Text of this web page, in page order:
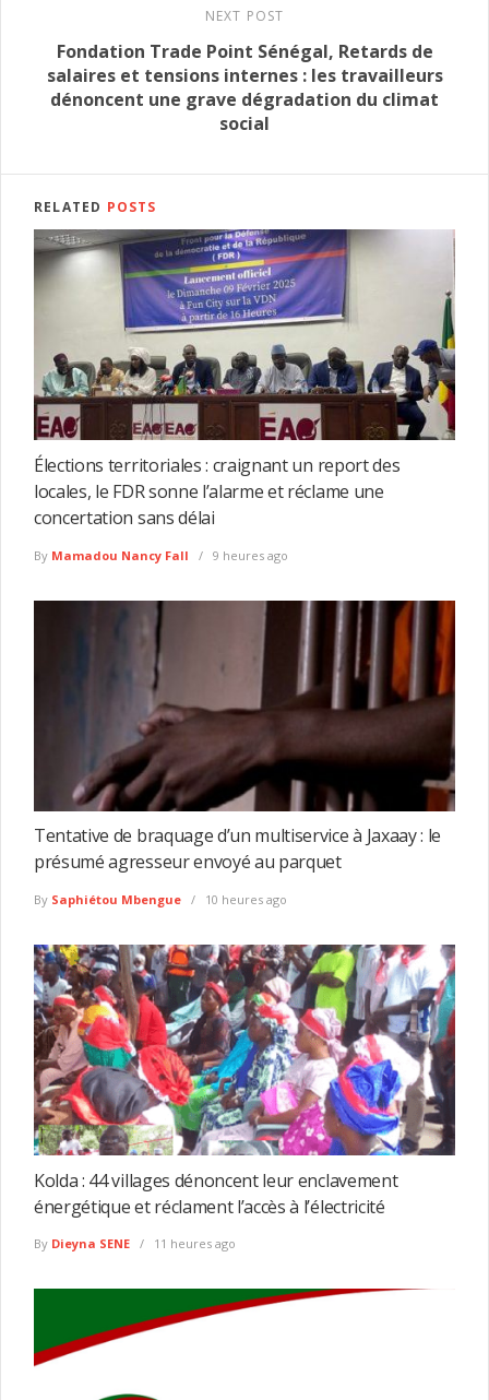
NEXT POST
Fondation Trade Point Sénégal, Retards de
salaires et tensions internes : les travailleurs
dénoncent une grave dégradation du climat
social
RELATED POSTS
Élections territoriales : craignant un report des
locales, le FDR sonne l’alarme et réclame une
concertation sans délai
By Mamadou Nancy Fall 9 heures ago
Tentative de braquage d’un multiservice à Jaxaay : le
présumé agresseur envoyé au parquet
By Saphiétou Mbengue 10 heures ago
Kolda : 44 villages dénoncent leur enclavement
énergétique et réclament l’accès à l’électricité
By Dieyna SENE 11 heures ago